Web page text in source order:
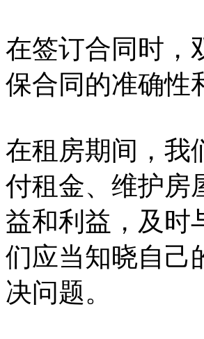
在签订合同时，
保合同的准确性
在租房期间，我
付租金、维护房
益和利益，及时
们应当知晓自己
决问题。